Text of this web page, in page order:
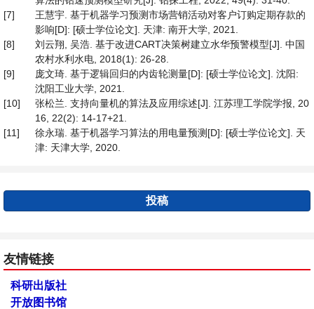
[7]
王慧宇. 基于机器学习预测市场营销活动对客户订购定期存款的
影响[D]: [硕士学位论文]. 天津: 南开大学, 2021.
[8]
刘云翔, 吴浩. 基于改进CART决策树建立水华预警模型[J]. 中国
农村水利水电, 2018(1): 26-28.
[9]
庞文琦. 基于逻辑回归的内齿轮测量[D]: [硕士学位论文]. 沈阳:
沈阳工业大学, 2021.
[10]
张松兰. 支持向量机的算法及应用综述[J]. 江苏理工学院学报, 20
16, 22(2): 14-17+21.
[11]
徐永瑞. 基于机器学习算法的用电量预测[D]: [硕士学位论文]. 天
津: 天津大学, 2020.
投稿
友情链接
科研出版社
开放图书馆